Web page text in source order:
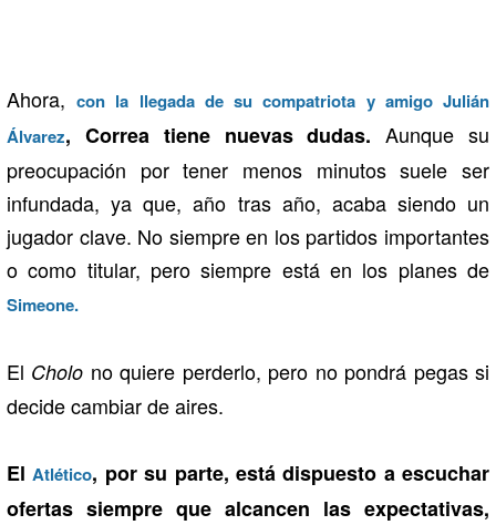
Ahora,con la llegada de su compatriota y amigo Julián
Álvarez, Correa tiene nuevas dudas. Aunque su
preocupación por tener menos minutos suele ser
infundada, ya que, año tras año, acaba siendo un
jugador clave. No siempre en los partidos importantes
o como titular, pero siempre está en los planes de
Simeone.
El Cholo no quiere perderlo, pero no pondrá pegas si
decide cambiar de aires.
ElAtlético, por su parte, está dispuesto a escuchar
ofertas siempre que alcancen las expectativas,